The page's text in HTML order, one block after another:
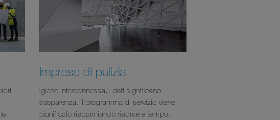
Imprese di pulizia
Igiene interconnessa, i dati significano
trasparenza. Il programma di servizio viene
pianificato risparmiando risorse e tempo. I